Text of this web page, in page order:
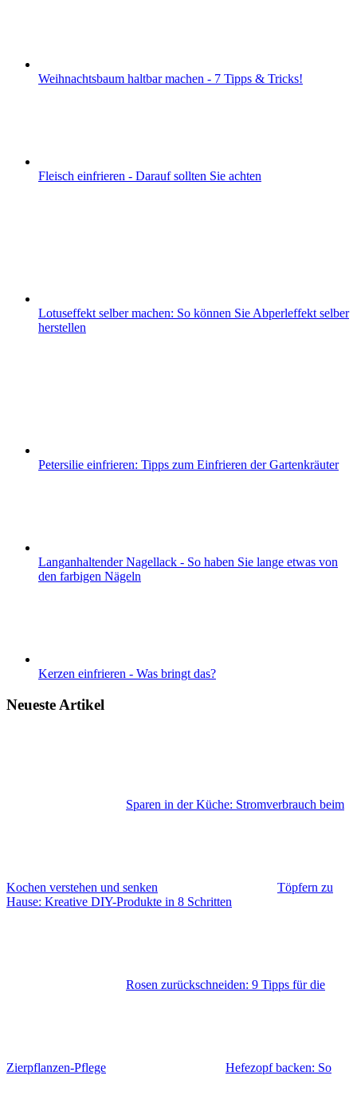
Weihnachtsbaum haltbar machen - 7 Tipps & Tricks!
Fleisch einfrieren - Darauf sollten Sie achten
Lotuseffekt selber machen: So können Sie Abperleffekt selber
herstellen
Petersilie einfrieren: Tipps zum Einfrieren der Gartenkräuter
Langanhaltender Nagellack - So haben Sie lange etwas von
den farbigen Nägeln
Kerzen einfrieren - Was bringt das?
Neueste Artikel
Sparen in der Küche: Stromverbrauch beim
Kochen verstehen und senken
Töpfern zu
Hause: Kreative DIY-Produkte in 8 Schritten
Rosen zurückschneiden: 9 Tipps für die
Zierpflanzen-Pflege Hefezopf backen: So